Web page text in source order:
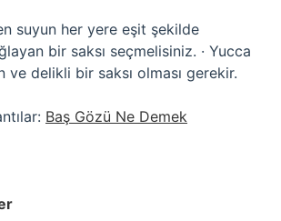
suyun her yere eşit şekilde
bir saksı seçmelisiniz. · Yucca
ve delikli bir saksı olması gerekir.
Baş Gözü Ne Demek